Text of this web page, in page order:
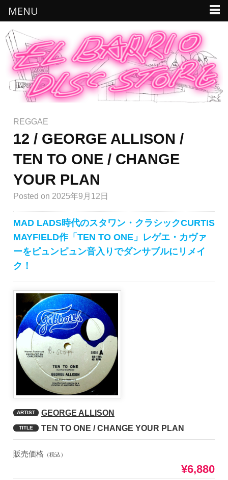
REGGAE
12 / GEORGE ALLISON /
TEN TO ONE / CHANGE
YOUR PLAN
Posted on 2025年9月12日
MAD LADS時代のスタワン・クラシックCURTIS
MAYFIELD作「TEN TO ONE」レゲエ・カヴァ
ーをピュンピュン音入りでダンサブルにリメイ
ク！
ARTIST GEORGE ALLISON
TITLE TEN TO ONE / CHANGE YOUR PLAN
販売価格 （税込）
¥6,880
MENU